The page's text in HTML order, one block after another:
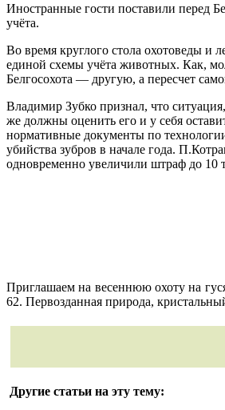
Иностранные гости поставили перед
учёта.
Во время круглого стола охотоведы и
единой схемы учёта животных. Как,
Белгосохота — другую, а пересчет
Владимир Зубко признал, что
же должны оценить его и у себя
нормативные документы по
убийства зубров в начале года.
одновременно увеличили штраф до 10
Приглашаем на весеннюю охоту на
62. Первозданная природа,
Другие статьи на эту тему: